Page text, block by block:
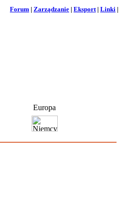
Forum | Zarządzanie | Eksport| Linki |
Europa